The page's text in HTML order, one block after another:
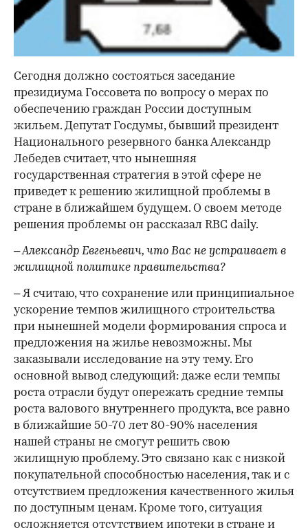
Сегодня должно состояться заседание
президиума Госсовета по вопросу о мерах по
обеспечению граждан России доступным
жильем. Депутат Госдумы, бывший президент
Национального резервного банка Александр
Лебедев считает, что нынешняя
государственная стратегия в этой сфере не
приведет к решению жилищной проблемы в
стране в ближайшем будущем. О своем методе
решения проблемы он рассказал RBC daily.
– Александр Евгеньевич, что Вас не устраивает в
жилищной политике правительства?
– Я считаю, что сохранение или принципиальное
ускорение темпов жилищного строительства
при нынешней модели формирования спроса и
предложения на жилье невозможны. Мы
заказывали исследование на эту тему. Его
основной вывод следующий: даже если темпы
роста отрасли будут опережать средние темпы
роста валового внутреннего продукта, все равно
в ближайшие 50-70 лет 80-90% населения
нашей страны не смогут решить свою
жилищную проблему. Это связано как с низкой
покупательной способностью населения, так и с
отсутствием предложения качественного жилья
по доступным ценам. Кроме того, ситуация
осложняется отсутствием ипотеки в стране и